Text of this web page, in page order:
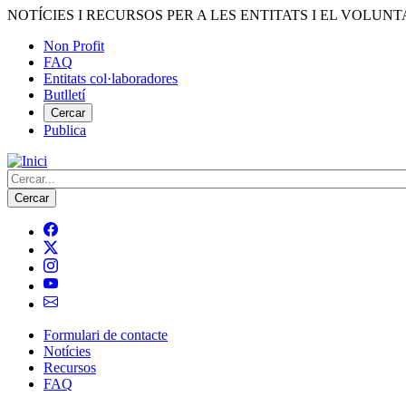
Vés
contingut
NOTÍCIES I RECURSOS PER A LES ENTITATS I EL
Menú
del
compte
d'usuari
Non Profit
FAQ
Entitats col·laboradores
Butlletí
Cercar
Publica
Cerca
Navegació
principal
Formulari de contacte
Notícies
Recursos
FAQ